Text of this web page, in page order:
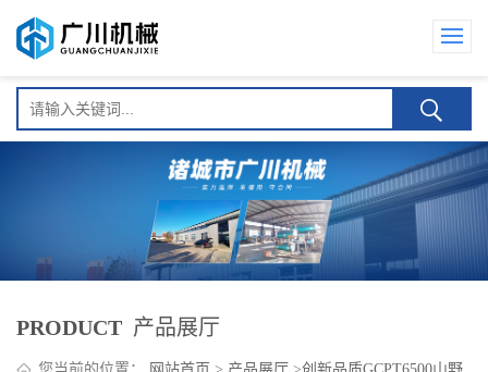
PRODUCT 产品展厅